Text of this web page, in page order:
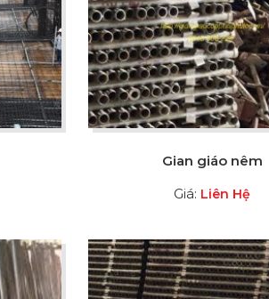
Gian giáo nêm
Giá: Liên Hệ